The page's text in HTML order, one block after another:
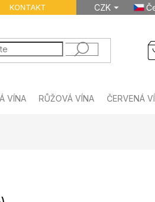
KONTAKT CZK
VÍNA RŮŽOVÁ VÍNA ČERVENÁ